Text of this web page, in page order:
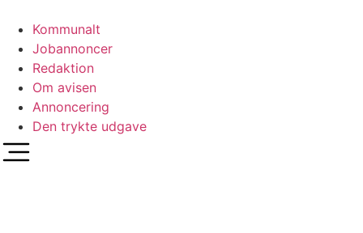
indhold
Kommunalt
Jobannoncer
Redaktion
Om avisen
Annoncering
Den trykte udgave